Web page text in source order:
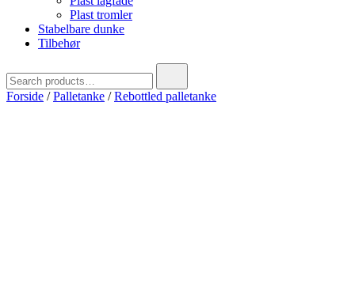
Plast tromler
Stabelbare dunke
Tilbehør
for:
Forside /Palletanke /Rebottled palletanke